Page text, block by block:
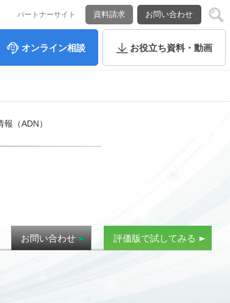
パートナーサイト 資料請求 お問い合わせ
オンライン相談 お役立ち資料・動画
（ADN）
お問い合わせ 評価版で試してみる